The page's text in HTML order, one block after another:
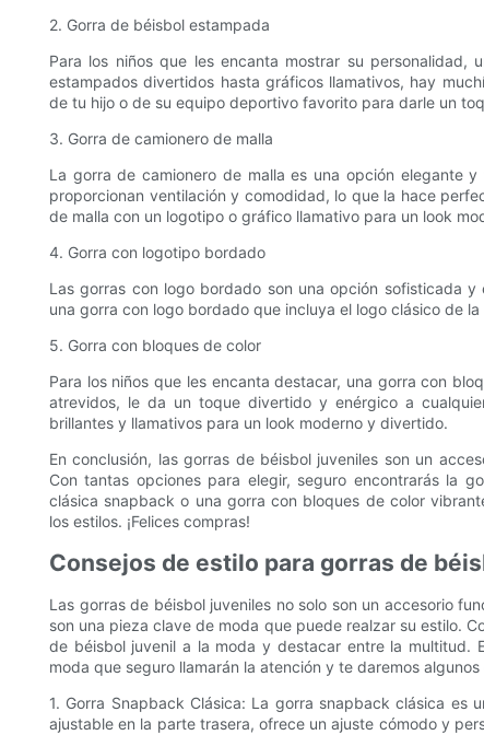
2. Gorra de béisbol estampada
Para los niños que les encanta mostrar su
estampados divertidos hasta gráficos llamativos, hay
de tu hijo o de su equipo deportivo favorito para darle un
3. Gorra de camionero de malla
La gorra de camionero de malla es una opción elegante
proporcionan ventilación y comodidad, lo que la hace
de malla con un logotipo o gráfico llamativo para un look
4. Gorra con logotipo bordado
Las gorras con logo bordado son una opción sofisticada
una gorra con logo bordado que incluya el logo clásico de
5. Gorra con bloques de color
Para los niños que les encanta destacar, una gorra con
atrevidos, le da un toque divertido y enérgico a
brillantes y llamativos para un look moderno y divertido.
En conclusión, las gorras de béisbol juveniles son un
Con tantas opciones para elegir, seguro encontrarás la
clásica snapback o una gorra con bloques de color
los estilos. ¡Felices compras!
Consejos de estilo para gorras de
Las gorras de béisbol juveniles no solo son un accesorio
son una pieza clave de moda que puede realzar su estilo.
de béisbol juvenil a la moda y destacar entre la multitud.
moda que seguro llamarán la atención y te daremos
1. Gorra Snapback Clásica: La gorra snapback clásica es
ajustable en la parte trasera, ofrece un ajuste cómodo y